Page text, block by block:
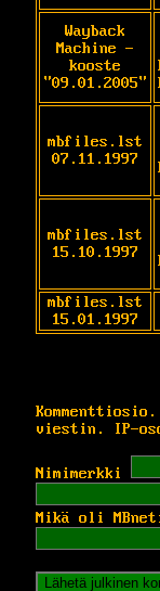
Wayback
Machine -
kooste
"09.01.2005"
mbfiles.lst
07.11.1997
mbfiles.lst
15.10.1997
mbfiles.lst
15.01.1997
viestin. IP-
Nimimerkki
Mikä oli